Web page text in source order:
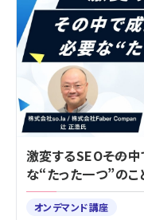
激変するSEO――その
な“たった一つ”のこ
オンデマンド講座